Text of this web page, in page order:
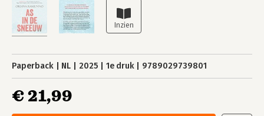
Paperback NL 2025 1e druk 9789029739801
€ 21,99